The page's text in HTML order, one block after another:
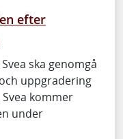
efter
ska genomgå
uppgradering
kommer
under